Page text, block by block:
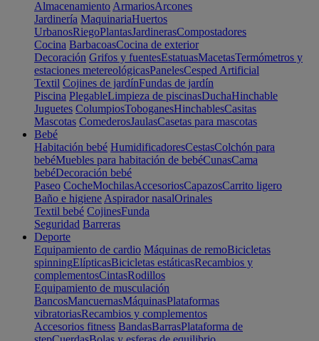
Almacenamiento ArmariosArcones
Jardinería MaquinariaHuertos
UrbanosRiegoPlantasJardinerasCompostadores
Cocina BarbacoasCocina de exterior
Decoración Grifos y fuentesEstatuasMacetasTermómetros y
estaciones metereológicasPanelesCesped Artificial
Textil Cojines de jardínFundas de jardín
Piscina PlegableLimpieza de piscinasDuchaHinchable
Juguetes ColumpiosToboganesHinchablesCasitas
Mascotas ComederosJaulasCasetas para mascotas
Bebé
Habitación bebé HumidificadoresCestasColchón para
bebéMuebles para habitación de bebéCunasCama
bebéDecoración bebé
Paseo CocheMochilasAccesoriosCapazosCarrito ligero
Baño e higiene Aspirador nasalOrinales
Textil bebé CojinesFunda
Seguridad Barreras
Deporte
Equipamiento de cardio Máquinas de remoBicicletas
spinningElípticasBicicletas estáticasRecambios y
complementosCintasRodillos
Equipamiento de musculación
BancosMancuernasMáquinasPlataformas
vibratoriasRecambios y complementos
Accesorios fitness BandasBarrasPlataforma de